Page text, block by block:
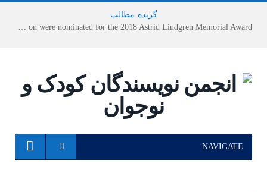
گزیده مطالب
NAVIGATE